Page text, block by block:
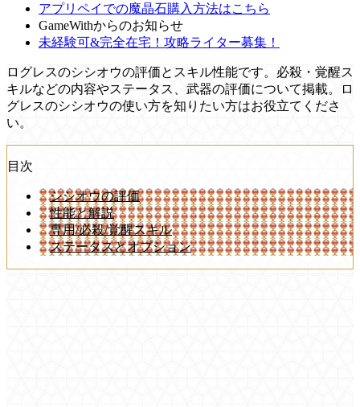
アプリペイでの魔晶石購入方法はこちら
GameWithからのお知らせ
未経験可&完全在宅！攻略ライター募集！
ログレスのシシオウの評価とスキル性能です。必殺・覚醒ス
キルなどの内容やステータス、武器の評価について掲載。ロ
グレスのシシオウの使い方を知りたい方はお役立てくださ
い。
目次
シシオウの評価
性能と解説
専用/必殺/覚醒スキル
ステータスとオプション